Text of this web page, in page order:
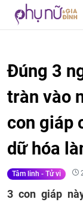
Đúng 3
tràn vào
con giáp
dữ hóa
Tâm linh - Tử vi
3 con giáp